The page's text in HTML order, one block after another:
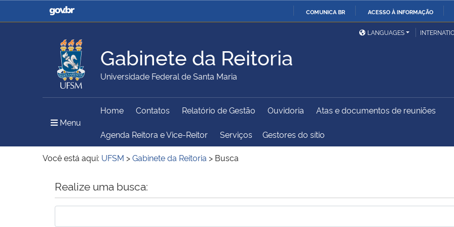
COMUNICA BR ACESSO À INFORMAÇÃO
Casa Civil
Ministério da Justiça e
Ministério da Defesa
Ministério das Relações
Exteriores
Ministério da Agricultura,
Pecuária e Abastecimento
Ministério da Educação Ministério da Cidadania
Desenvolvimento Regional
Institucional
LANGUAGES
Gabinete da Reitoria
Universidade Federal de Santa Maria
Menu
Home Contatos Relatório de Gestão Ouvidoria Atas e documentos de reuniões
Agenda Reitora e Vice-Reitor Serviços Gestores do sítio
Você está aqui: UFSM >Gabinete da Reitoria > Busca
Início do conteúdo
Realize uma busca: